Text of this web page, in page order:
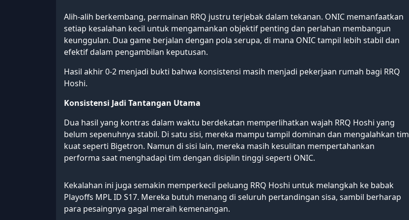
Alih-alih berkembang, permainan RRQ justru terjebak dalam tekanan. ONIC memanfaatkan
setiap kesalahan kecil untuk mengamankan objektif penting dan perlahan membangun
keunggulan. Dua game berjalan dengan pola serupa, di mana ONIC tampil lebih stabil dan
efektif dalam pengambilan keputusan.
Hasil akhir 0-2 menjadi bukti bahwa konsistensi masih menjadi pekerjaan rumah bagi RRQ
Hoshi.
Konsistensi Jadi Tantangan Utama
Dua hasil yang kontras dalam waktu berdekatan memperlihatkan wajah RRQ Hoshi yang
belum sepenuhnya stabil. Di satu sisi, mereka mampu tampil dominan dan mengalahkan tim
kuat seperti Bigetron. Namun di sisi lain, mereka masih kesulitan mempertahankan
performa saat menghadapi tim dengan disiplin tinggi seperti ONIC.
Kekalahan ini juga semakin memperkecil peluang RRQ Hoshi untuk melangkah ke babak
Playoffs MPL ID S17. Mereka butuh menang di seluruh pertandingan sisa, sambil berharap
para pesaingnya gagal meraih kemenangan.